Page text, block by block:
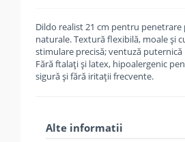
Dildo realist 21 cm pentru
naturale. Textură flexibilă, moale și
stimulare precisă; ventuză
Fără ftalați și latex, hipoalergenic
sigură și fără iritații frecvente.
Alte informatii